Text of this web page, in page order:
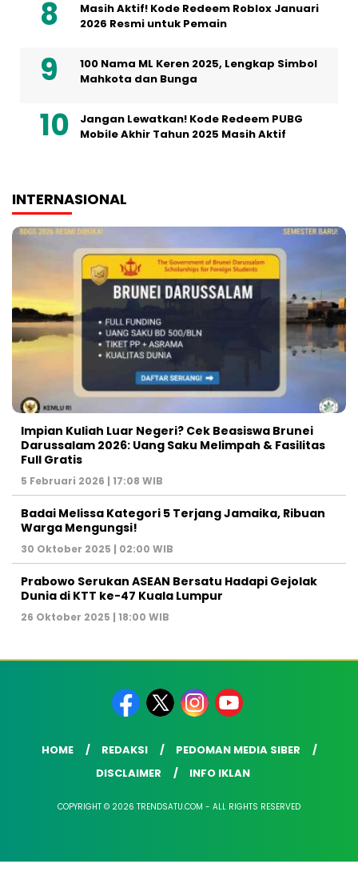
Masih Aktif! Kode Redeem Roblox Januari
2026 Resmi untuk Pemain
100 Nama ML Keren 2025, Lengkap Simbol
Mahkota dan Bunga
Jangan Lewatkan! Kode Redeem PUBG
Mobile Akhir Tahun 2025 Masih Aktif
INTERNASIONAL
Impian Kuliah Luar Negeri? Cek Beasiswa Brunei
Darussalam 2026: Uang Saku Melimpah & Fasilitas
Full Gratis
5 Februari 2026 | 17:08 WIB
Badai Melissa Kategori 5 Terjang Jamaika, Ribuan
Warga Mengungsi!
30 Oktober 2025 | 02:00 WIB
Prabowo Serukan ASEAN Bersatu Hadapi Gejolak
Dunia di KTT ke-47 Kuala Lumpur
26 Oktober 2025 | 18:00 WIB
HOME REDAKSI
PEDOMAN MEDIA SIBER
DISCLAIMER
INFO IKLAN
COPYRIGHT © 2026 TRENDSATU.COM - ALL RIGHTS RESERVED